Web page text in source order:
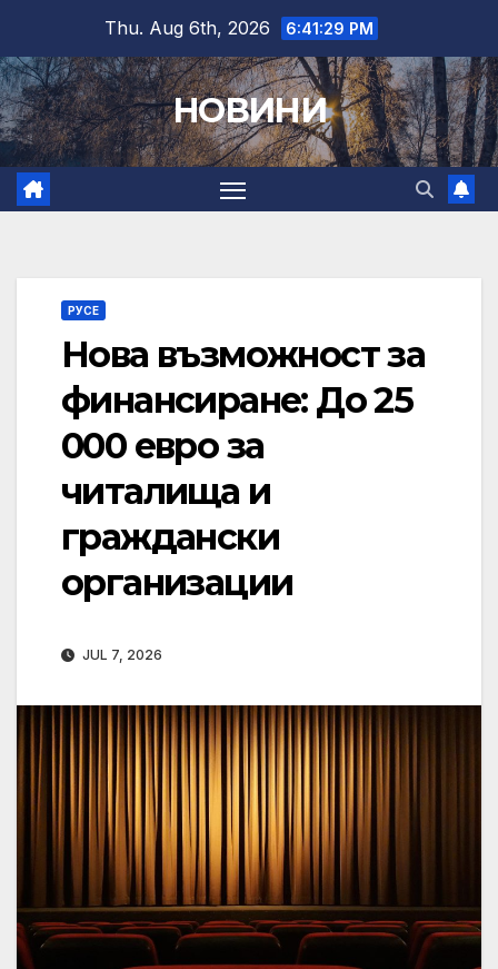
content
Thu. Aug 6th, 2026 6:41:30 PM
НОВИНИ
РУСЕ
Нова възможност за
финансиране: До 25
000 евро за
читалища и
граждански
организации
JUL 7, 2026